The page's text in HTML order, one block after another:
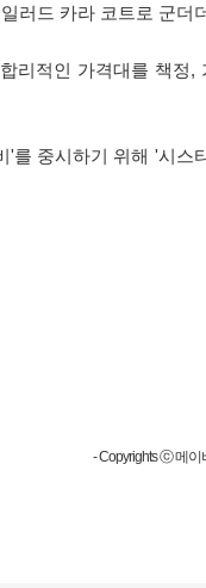
러드 카라 코트로 군
리적인 가격대를 책
를 중시하기 위해 '시
- Copyrights ⓒ 메이